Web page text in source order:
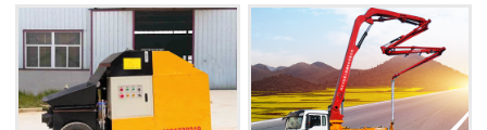
内爬布料机